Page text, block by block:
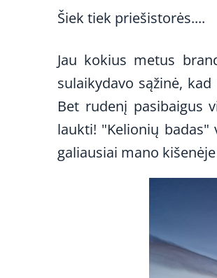
Šiek tiek priešistorės....
Jau kokius metus
sulaikydavo sąžinė,
Bet rudenį pasibaigus
laukti! "Kelionių badas"
galiausiai mano